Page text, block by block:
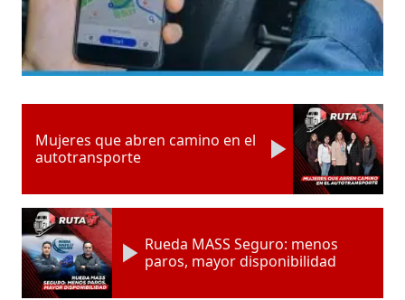
Mujeres que abren camino en el
autotransporte
Rueda MASS Seguro: menos
paros, mayor disponibilidad